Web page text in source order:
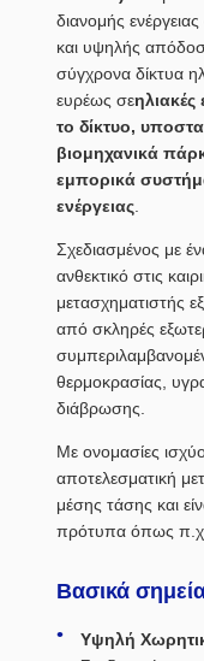
διανομής
και υψηλής
σύγχρονα δίκτυα
ευρέως σεηλιακές
το δίκτυο,
βιομηχανικά
εμπορικά
ενέργειας
Σχεδιασμένος με
ανθεκτικό στις
μετασχηματιστής
από σκληρές
θερμοκρασίας,
διάβρωσης.
Με ονομασίες
αποτελεσματική
μέσης τάσης και
πρότυπα όπως π.χ.
Βασικά
Υψηλή